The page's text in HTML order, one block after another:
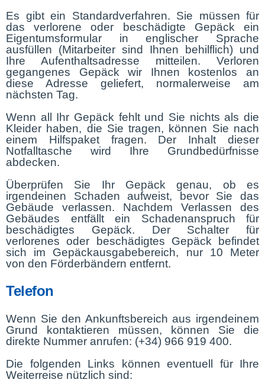
Es gibt ein Standardverfahren. Sie müssen für
das verlorene oder beschädigte Gepäck ein
Eigentumsformular in englischer Sprache
ausfüllen (Mitarbeiter sind Ihnen behilflich) und
Ihre Aufenthaltsadresse mitteilen. Verloren
gegangenes Gepäck wir Ihnen kostenlos an
diese Adresse geliefert, normalerweise am
nächsten Tag.
Wenn all Ihr Gepäck fehlt und Sie nichts als die
Kleider haben, die Sie tragen, können Sie nach
einem Hilfspaket fragen. Der Inhalt dieser
Notfalltasche wird Ihre Grundbedürfnisse
abdecken.
Überprüfen Sie Ihr Gepäck genau, ob es
irgendeinen Schaden aufweist, bevor Sie das
Gebäude verlassen. Nachdem Verlassen des
Gebäudes entfällt ein Schadenanspruch für
beschädigtes Gepäck. Der Schalter für
verlorenes oder beschädigtes Gepäck befindet
sich im Gepäckausgabebereich, nur 10 Meter
von den Förderbändern entfernt.
Telefon
Wenn Sie den Ankunftsbereich aus irgendeinem
Grund kontaktieren müssen, können Sie die
direkte Nummer anrufen: (+34) 966 919 400.
Die folgenden Links können eventuell für Ihre
Weiterreise nützlich sind: